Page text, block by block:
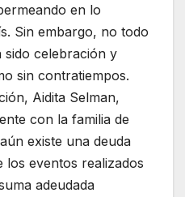
en lo
Sin embargo, no todo
celebración y
sin contratiempos.
Aidita Selman,
con la familia de
existe una deuda
los eventos realizados
adeudada